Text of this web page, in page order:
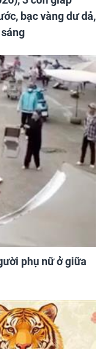
bạc vàng dư dả,
phụ nữ ở giữa